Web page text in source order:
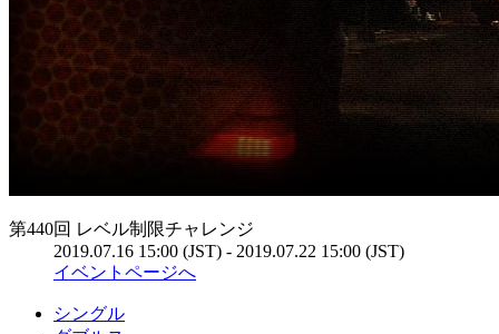
第440回 レベル制限チャレンジ
2019.07.16 15:00 (JST) - 2019.07.22 15:00 (JST)
イベントページへ
シングル